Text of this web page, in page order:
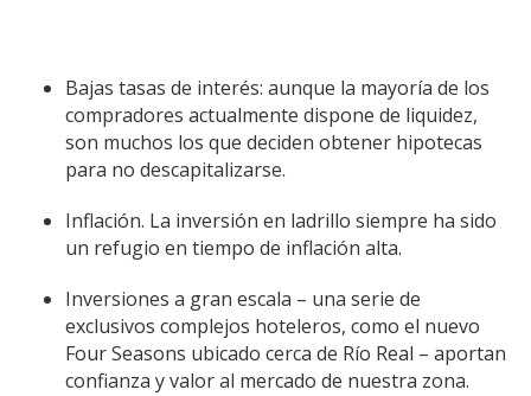
Bajas tasas de interés: aunque la mayoría de los
compradores actualmente dispone de liquidez,
son muchos los que deciden obtener hipotecas
para no descapitalizarse.
Inflación. La inversión en ladrillo siempre ha sido
un refugio en tiempo de inflación alta.
Inversiones a gran escala – una serie de
exclusivos complejos hoteleros, como el nuevo
Four Seasons ubicado cerca de Río Real – aportan
confianza y valor al mercado de nuestra zona.